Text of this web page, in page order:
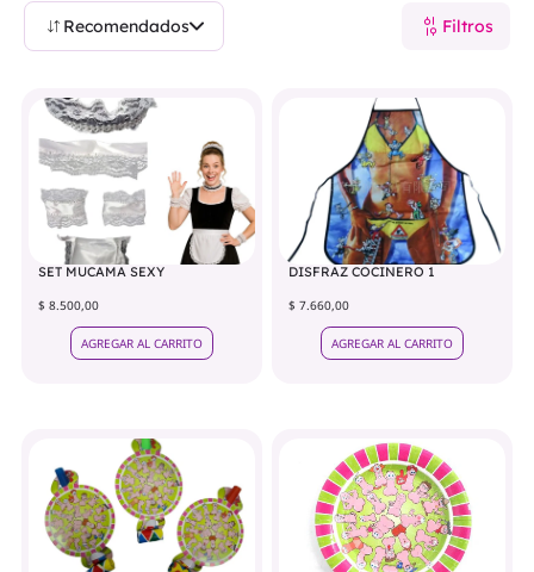
Recomendados Filtros
SET MUCAMA SEXY
$ 8.500,00
AGREGAR AL CARRITO
DISFRAZ COCINERO 1
$ 7.660,00
AGREGAR AL CARRITO